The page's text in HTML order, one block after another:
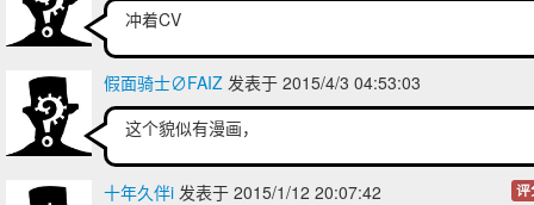
冲着CV
假面骑士∅FAIZ 发表于 2015/4/3 04:53:03
这个貌似有漫画，
十年久伴i 发表于 2015/1/12 20:07:42 评